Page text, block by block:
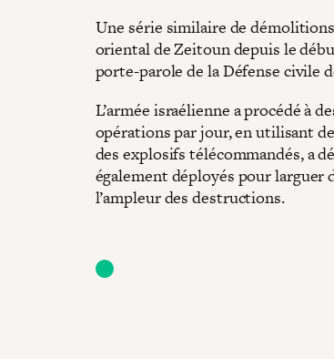
Une série similaire de
oriental de Zeitoun depuis le
porte-parole de la Défense civile
L’armée israélienne a procédé à
opérations par jour, en utilisant
des explosifs télécommandés, a
également déployés pour
l’ampleur des destructions.